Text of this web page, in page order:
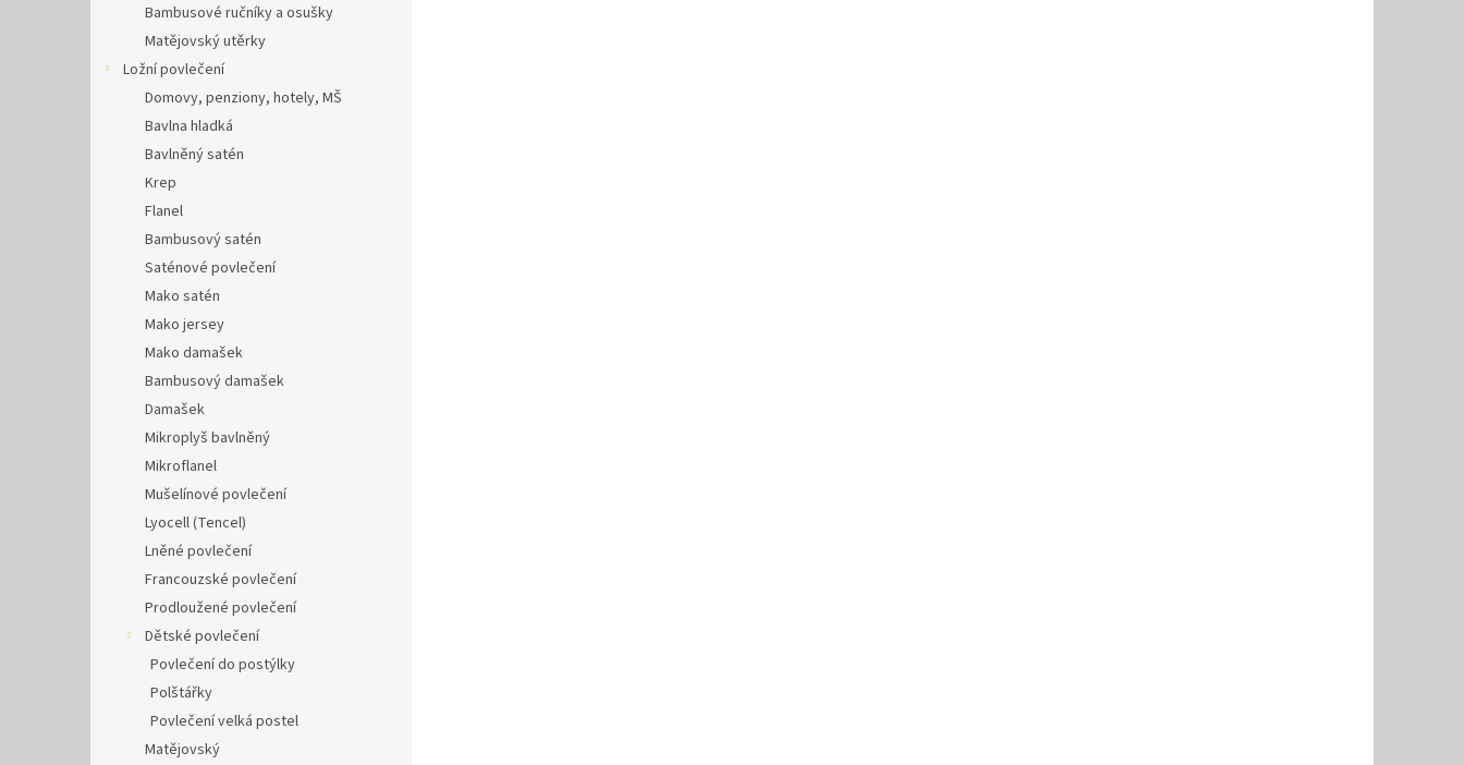
Bambusové ručníky a osušky
Matějovský utěrky
Ložní povlečení
Domovy, penziony, hotely, MŠ
Bavlna hladká
Bavlněný satén
Krep
Flanel
Bambusový satén
Saténové povlečení
Mako satén
Mako jersey
Mako damašek
Bambusový damašek
Damašek
Mikroplyš bavlněný
Mikroflanel
Mušelínové povlečení
Lyocell (Tencel)
Lněné povlečení
Francouzské povlečení
Prodloužené povlečení
Dětské povlečení
Povlečení do postýlky
Polštářky
Povlečení velká postel
Matějovský